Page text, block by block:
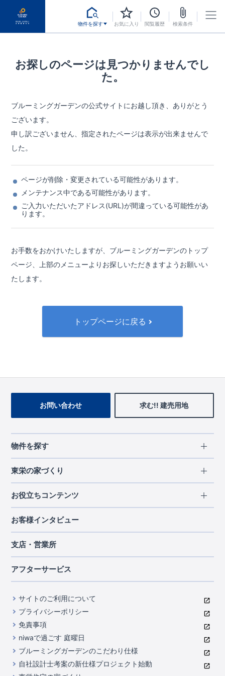
物件を探す お気に入り 閲覧履歴 検索条件
お探しのページは見つかりませんでし
た。
ブルーミングガーデンの公式サイトにお越し頂き、ありがとう
ございます。
申し訳ございません、指定されたページは表示が出来ませんで
した。
ページが削除・変更されている可能性があります。
メンテナンス中である可能性があります。
ご入力いただいたアドレス(URL)が間違っている可能性があ
ります。
お手数をおかけいたしますが、ブルーミングガーデンのトップ
ページ、
上部のメニューよりお探しいただきますようお願いい
たします。
トップページに戻る
お問い合わせ 求む!! 建売用地
物件を探す
エリアから探す
北海道・東北
北海道
宮城県
千葉県
中部
山梨県
静岡県
滋賀県
京都府
中国・四国
岡山県
広島県
九州・沖縄
東栄の家づくり
長期優良住宅
住宅性能評価書
ブルーミングガーデンは地震につよい<建物編>
室内空間を快適に保つ断熱性能
コストパフォーマンスに自信
充実のアフターサポート
第三者評価によるお墨付き
家づくりのプロにも選ばれるブルーミングガーデン
住んでみるとじわじわ伝わる暮らしやすさへのこだわり
お役立ちコンテンツ
ご契約までの道のり
現地見学ガイド
ご紹介制度のご案内
東栄INDEX（用語集）
お客様インタビュー
支店・営業所
アフターサービス
サイトのご利用について
プライバシーポリシー
免責事項
niwaで過ごす 庭曜日
ブルーミングガーデンのこだわり仕様
自社設計士考案の新仕様プロジェクト始動